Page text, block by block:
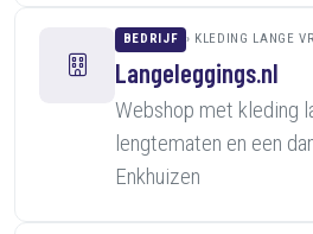
BEDRIJF KLEDING LANGE
Langeleggings.nl
Webshop met kleding
lengtematen en een
Enkhuizen